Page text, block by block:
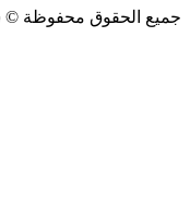
جميع الحقوق محفوظة ©